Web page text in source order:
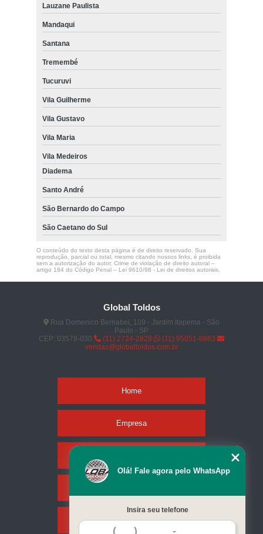
Lauzane Paulista
Mandaqui
Santana
Tremembé
Tucuruvi
Vila Guilherme
Vila Gustavo
Vila Maria
Vila Medeiros
Diadema
Santo André
São Bernardo do Campo
São Caetano do Sul
O conteúdo do texto desta página é de direito reservado. Sua
reprodução, parcial ou total, mesmo citando nossos links, é proibida
sem a autorização do autor. Crime de violação de direito autoral –
artigo 184 do Código Penal – Lei 9610/98 - Lei de direitos autorais.
Global Toldos
Rua Domenico Bernabei, 109 - Jardim Itapema - São
Paulo - SP
CEP: 03578-030
(11) 2724-2828
(11) 95051-8863
vendas@globaltoldos.com.br
Home
Empresa
Contato
Olá! Fale agora pelo WhatsApp
Insira seu telefone